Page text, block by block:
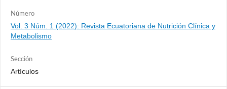
Número
Vol. 3 Núm. 1 (2022): Revista Ecuatoriana de Nutrición Clínica y
Metabolismo
Sección
Artículos